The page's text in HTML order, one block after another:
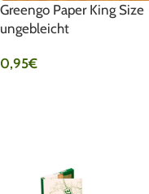
Greengo Paper King Size
ungebleicht
0,95€